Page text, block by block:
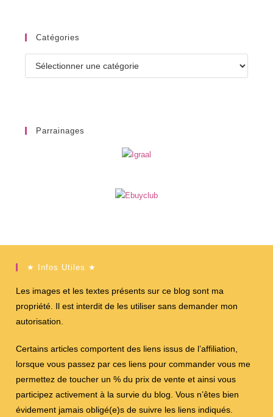
Catégories
Parrainages
★ Infos Utiles ★
Les images et les textes présents sur ce blog sont ma
propriété. Il est interdit de les utiliser sans demander mon
autorisation.
Certains articles comportent des liens issus de l’affiliation,
lorsque vous passez par ces liens pour commander vous me
permettez de toucher un % du prix de vente et ainsi vous
participez activement à la survie du blog. Vous n’êtes bien
évidement jamais obligé(e)s de suivre les liens indiqués.